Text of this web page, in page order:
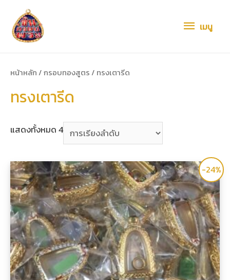
เมนูเมนู
หน้าหลัก /กรอบทองสูตร / ทรงเตารีด
ทรงเตารีด
แสดงทั้งหมด 4
-24%